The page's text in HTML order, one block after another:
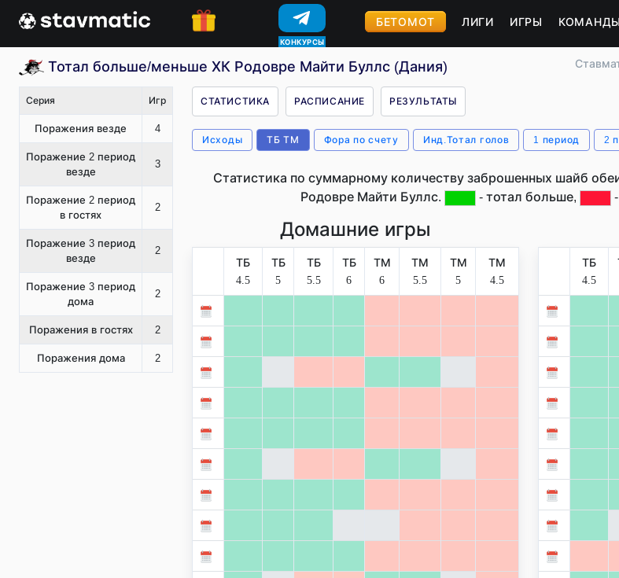
КОНКУРСЫ
БЕТОМОТ ЛИГИ ИГРЫ КОМАНДЫ
Тотал больше/меньше ХК Родовре Майти Буллс (Дания)
Серия Игр
Поражения везде 4
Поражение 2 период
везде
3
Поражение 2 период
в гостях
2
Поражение 3 период
везде
2
Поражение 3 период
дома
2
Поражения в гостях 2
Поражения дома 2
СТАТИСТИКА РАСПИСАНИЕ РЕЗУЛЬТАТЫ
Исходы ТБ ТМ Фора по счету Инд.Тотал голов 1 период 2
Статистика по суммарному количеству заброшенных шайб
Родовре Майти Буллс.
- тотал больше,
Домашние игры
ТБ
4.5
ТБ
5
ТБ
5.5
ТБ
6
ТМ
6
ТМ
5.5
ТМ
5
ТМ
4.5
ТБ
4.5